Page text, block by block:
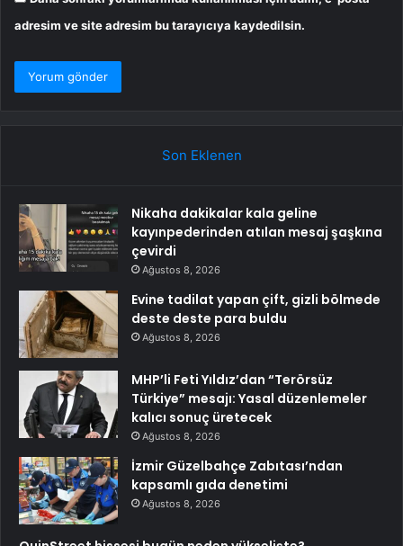
adresim ve site adresim bu tarayıcıya kaydedilsin.
Son Eklenen
Nikaha dakikalar kala geline
kayınpederinden atılan mesaj şaşkına
çevirdi
Ağustos 8, 2026
Evine tadilat yapan çift, gizli bölmede
deste deste para buldu
Ağustos 8, 2026
MHP’li Feti Yıldız’dan “Terörsüz
Türkiye” mesajı: Yasal düzenlemeler
kalıcı sonuç üretecek
Ağustos 8, 2026
İzmir Güzelbahçe Zabıtası’ndan
kapsamlı gıda denetimi
Ağustos 8, 2026